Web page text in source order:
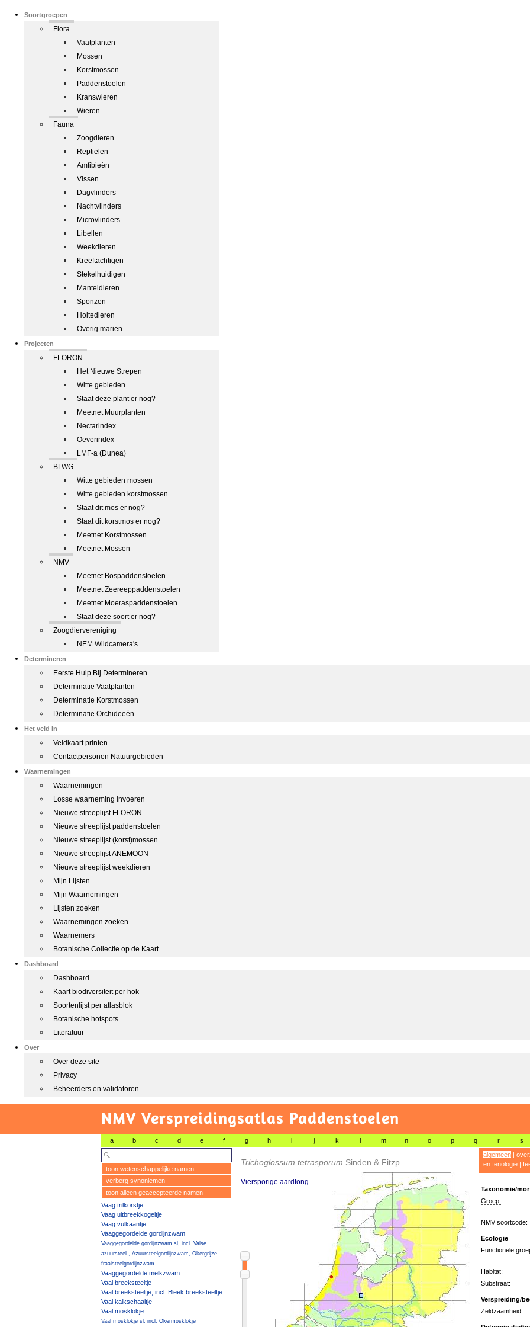
Soortgroepen
Flora
Vaatplanten
Mossen
Korstmossen
Paddenstoelen
Kranswieren
Wieren
Fauna
Zoogdieren
Reptielen
Amfibieën
Vissen
Dagvlinders
Nachtvlinders
Microvlinders
Libellen
Weekdieren
Kreeftachtigen
Stekelhuidigen
Manteldieren
Sponzen
Holtedieren
Overig marien
Projecten
FLORON
Het Nieuwe Strepen
Witte gebieden
Staat deze plant er nog?
Meetnet Muurplanten
Nectarindex
Oeverindex
LMF-a (Dunea)
BLWG
Witte gebieden mossen
Witte gebieden korstmossen
Staat dit mos er nog?
Staat dit korstmos er nog?
Meetnet Korstmossen
Meetnet Mossen
NMV
Meetnet Bospaddenstoelen
Meetnet Zeereeppaddenstoelen
Meetnet Moeraspaddenstoelen
Staat deze soort er nog?
Zoogdiervereniging
NEM Wildcamera's
Determineren
Eerste Hulp Bij Determineren
Determinatie Vaatplanten
Determinatie Korstmossen
Determinatie Orchideeën
Het veld in
Veldkaart printen
Contactpersonen Natuurgebieden
Waarnemingen
Waarnemingen
Losse waarneming invoeren
Nieuwe streeplijst FLORON
Nieuwe streeplijst paddenstoelen
Nieuwe streeplijst (korst)mossen
Nieuwe streeplijst ANEMOON
Nieuwe streeplijst weekdieren
Mijn Lijsten
Mijn Waarnemingen
Lijsten zoeken
Waarnemingen zoeken
Waarnemers
Botanische Collectie op de Kaart
Dashboard
Dashboard
Kaart biodiversiteit per hok
Soortenlijst per atlasblok
Botanische hotspots
Literatuur
Over
Over deze site
Privacy
Beheerders en validatoren
NMV Verspreidingsatlas Paddenstoelen
a b c d e f g h i j k l m n o p q r s
toon wetenschappelijke namen
verberg synoniemen
toon alleen geaccepteerde namen
Vaag trilkorstje
Vaag uitbreekkogeltje
Vaag vulkaantje
Vaaggegordelde gordijnzwam
Vaaggegordelde gordijnzwam sl, incl. Valse
azuursteel-, Azuursteelgordijnzwam, Okergrijze
fraaisteelgordijnzwam
Vaaggegordelde melkzwam
Vaal breeksteeltje
Vaal breeksteeltje, incl. Bleek breeksteeltje
Vaal kalkschaaltje
Vaal mosklokje
Vaal mosklokje sl, incl. Okermosklokje
Trichoglossum tetrasporum Sinden & Fitzp.
Viersporige aardtong
algemeen|
en fenologie|
Taxonomie/
Groep:
NMV soortcode:
Ecologie
Functionele
Habitat:
Substraat:
Verspreiding/
Zeldzaamheid: